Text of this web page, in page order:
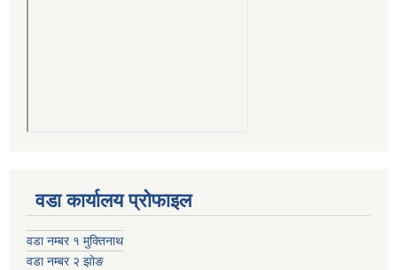
वडा कार्यालय प्रोफाइल
वडा नम्बर १ मुक्तिनाथ
वडा नम्बर २ झोङ